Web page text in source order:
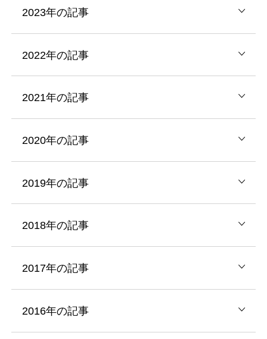
2023年の記事
2022年の記事
2021年の記事
2020年の記事
2019年の記事
2018年の記事
2017年の記事
2016年の記事